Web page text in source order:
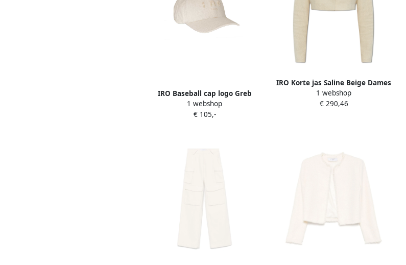
IRO Baseball cap logo Greb
naturel
1 webshop
€ 105,-
IRO Korte jas Saline Beige Dames
1 webshop
€ 290,46